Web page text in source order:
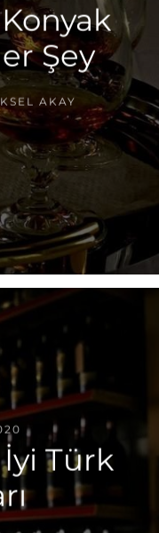
Şey
AKAY
Türk